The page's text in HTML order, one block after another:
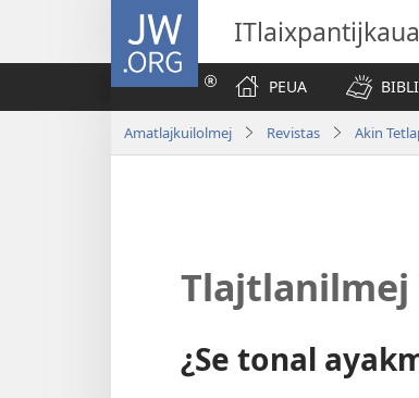
JW.ORG
PEUA
Amatlajkuilolmej Revistas Akin
Tlajtlanilmej
¿Se tonal